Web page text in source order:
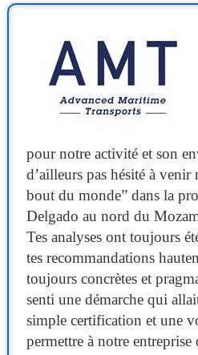
pour notre activité et son
d’ailleurs pas hésité à venir
bout du monde” dans la
Delgado au nord du
Tes analyses ont toujours
tes recommandations
toujours concrètes et
senti une démarche qui
simple certification et une
permettre à notre entreprise